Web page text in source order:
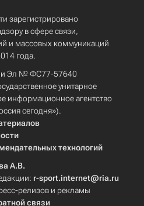
зарегистрировано
в сфере связи,
и массовых коммуникаций
года.
Эл № ФС77-57640
унитарное
информационное агентство
сегодня»).
технологий
А.В.
r-sport.internet@ria.ru
релизов и рекламы
связи